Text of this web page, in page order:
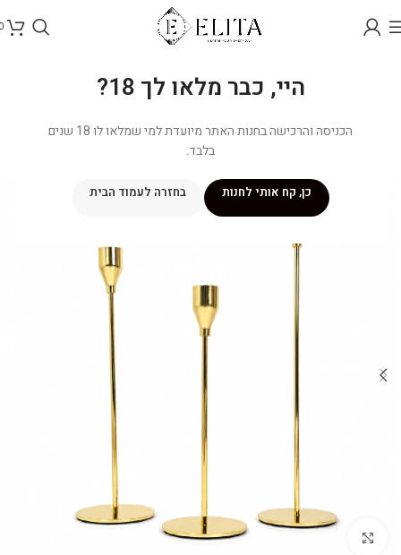
היי, כבר מלאו לך 18?
הכניסה והרכישה בחנות האתר מיועדת למי שמלאו לו 18 שנים
בלבד.
כן, קח אותי לחנות בחזרה לעמוד הבית